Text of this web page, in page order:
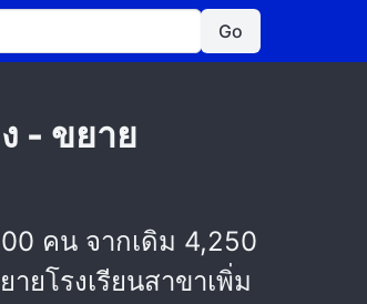
Go
- ขยาย
คน จากเดิม 4,250
ยโรงเรียนสาขาเพิ่ม